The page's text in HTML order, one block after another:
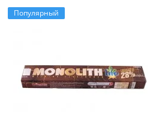
Популярный